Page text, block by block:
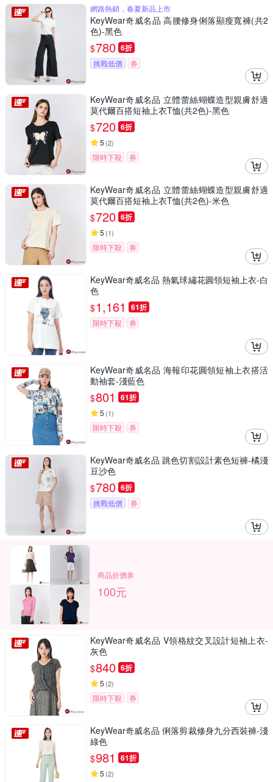
網路熱銷，春夏新品上市
KeyWear奇威名品 高腰修身俐落顯瘦寬褲(共2
色)-黑色
$780 6折
挑戰低價 券
KeyWear奇威名品 立體蕾絲蝴蝶造型親膚舒適
莫代爾百搭短袖上衣T恤(共2色)-黑色
$720 6折
5 (2)
限時下殺 券
KeyWear奇威名品 立體蕾絲蝴蝶造型親膚舒適
莫代爾百搭短袖上衣T恤(共2色)-米色
$720 6折
5 (1)
限時下殺 券
KeyWear奇威名品 熱氣球繡花圓領短袖上衣-白
色
$1,161 61折
限時下殺 券
KeyWear奇威名品 海報印花圓領短袖上衣搭活
動袖套-淺藍色
$801 61折
5 (1)
限時下殺 券
KeyWear奇威名品 跳色切割設計素色短褲-橘淺
豆沙色
$780 6折
挑戰低價 券
商品折價券
100元
KeyWear奇威名品 V領格紋交叉設計短袖上衣-
灰色
$840 6折
5 (2)
限時下殺 券
KeyWear奇威名品 俐落剪裁修身九分西裝褲-淺
綠色
$981 61折
5 (2)